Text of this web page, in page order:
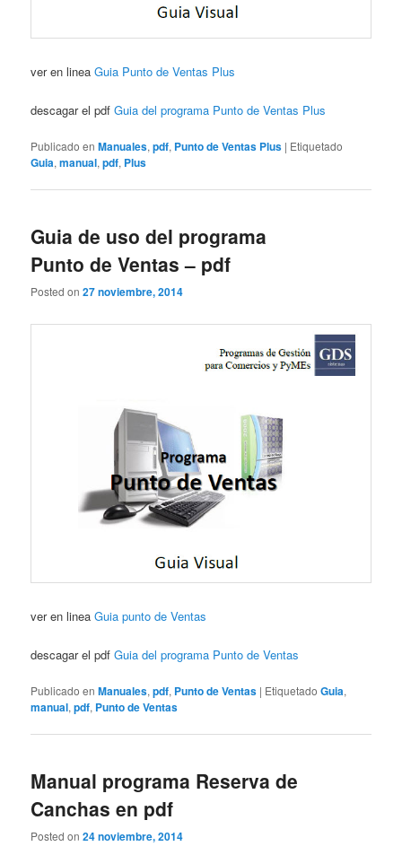
ver en lineaGuia Punto de Ventas Plus
descagar el pdfGuia del programa Punto de Ventas Plus
Publicado en Manuales,pdf, Punto de Ventas Plus | Etiquetado
Guia,manual,pdf, Plus
Guia de uso del programa
Punto de Ventas – pdf
Posted on27 noviembre, 2014
ver en lineaGuia punto de Ventas
descagar el pdfGuia del programa Punto de Ventas
Publicado en Manuales,pdf, Punto de Ventas | Etiquetado Guia,
manual,pdf, Punto de Ventas
Manual programa Reserva de
Canchas en pdf
Posted on24 noviembre, 2014